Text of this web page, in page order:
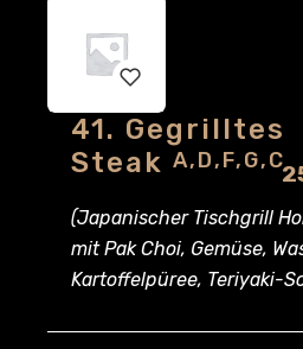
Add
wishlist
41. Gegrilltes
Steak A,d,f,g,c
(Japanischer Tischgrill
mit Pak Choi, Gemüse,
Kartoffelpüree, Teriyaki-